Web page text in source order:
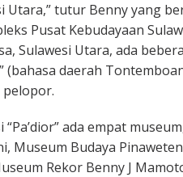
Utara,” tutur Benny yang
Pusat Kebudayaan
Sulawesi Utara, ada
(bahasa daerah
“Pa’dior” ada empat
Museum Budaya
Rekor Benny J